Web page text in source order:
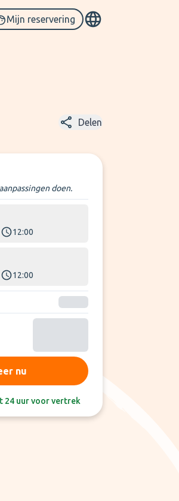
Mijn reservering
Delen
doen.
12:00
12:00
nu
24 uur voor vertrek